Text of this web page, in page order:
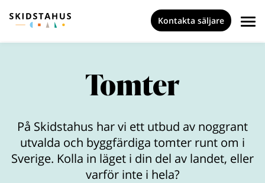
Kontakta säljare
Tomter
På Skidstahus har vi ett utbud av noggrant
utvalda och byggfärdiga tomter runt om i
Sverige. Kolla in läget i din del av landet, eller
varför inte i hela?